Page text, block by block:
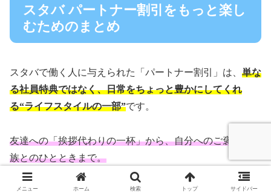
スタバ パートナー割引をもっと楽し
むためのまとめ
スタバで働く人に与えられた「パートナー割引」は、 単な
る社員特典ではなく、日常をちょっと豊かにしてくれ
る“ライフスタイルの一部”です。
友達への「挨拶代わりの一杯」から、自分へのご褒美、家
族とのひとときまで。
その活用方法は人それぞれで、自由で、あたたかい気持ち
メニュー ホーム 検索 トップ サイドバー